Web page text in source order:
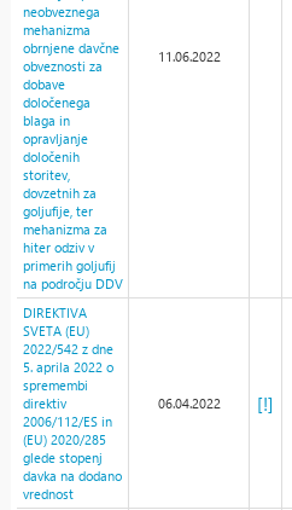
neobveznega
mehanizma
obrnjene davčne
obveznosti za
dobave
določenega
blaga in
opravljanje
določenih
storitev,
dovzetnih za
goljufije, ter
mehanizma za
hiter odziv v
primerih goljufij
na področju DDV
11.06.2022
DIREKTIVA
SVETA (EU)
2022/542 z dne
5. aprila 2022 o
spremembi
direktiv
2006/112/ES in
(EU) 2020/285
glede stopenj
davka na dodano
vrednost
06.04.2022 [!]